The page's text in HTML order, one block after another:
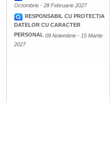
Octombrie - 28 Februarie 2027
RESPONSABIL CU PROTECTIA
DATELOR CU CARACTER
PERSONAL 09 Noiembrie - 15 Martie
2027